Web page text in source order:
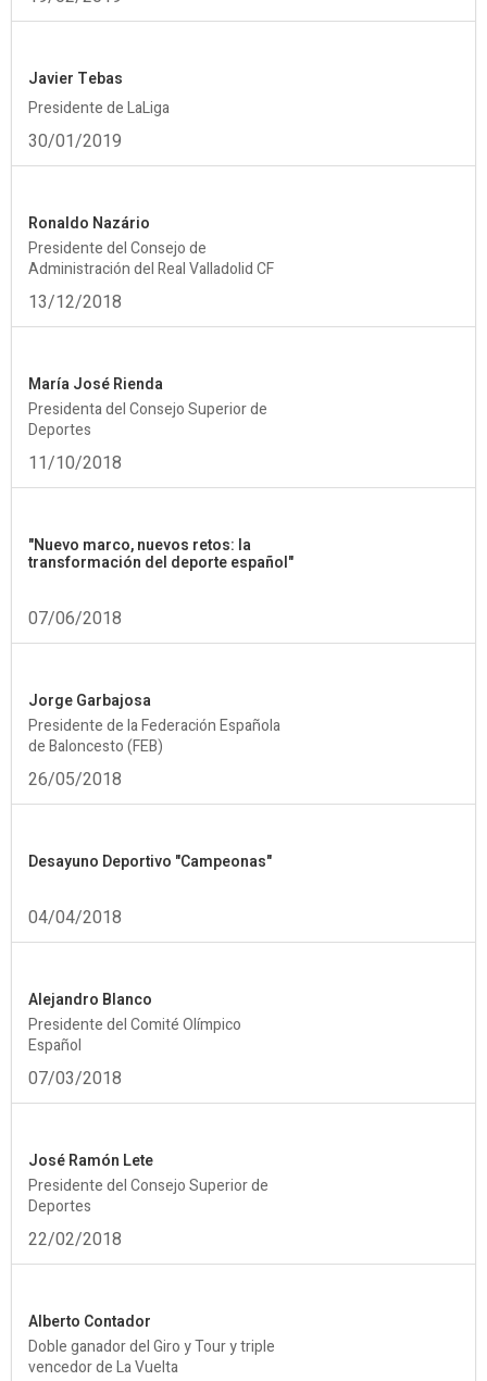
Javier Tebas
Presidente de LaLiga
30/01/2019
Ronaldo Nazário
Presidente del Consejo de
Administración del Real Valladolid CF
13/12/2018
María José Rienda
Presidenta del Consejo Superior de
Deportes
11/10/2018
"Nuevo marco, nuevos retos: la
transformación del deporte español"
07/06/2018
Jorge Garbajosa
Presidente de la Federación Española
de Baloncesto (FEB)
26/05/2018
Desayuno Deportivo "Campeonas"
04/04/2018
Alejandro Blanco
Presidente del Comité Olímpico
Español
07/03/2018
José Ramón Lete
Presidente del Consejo Superior de
Deportes
22/02/2018
Alberto Contador
Doble ganador del Giro y Tour y triple
vencedor de La Vuelta